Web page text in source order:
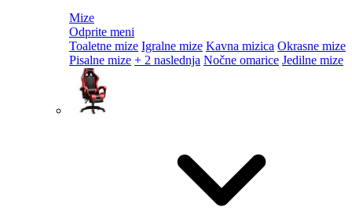
Mize
Odprite meni
Toaletne mize Igralne mize Kavna mizica Okrasne mize
Pisalne mize + 2 naslednja Nočne omarice Jedilne mize